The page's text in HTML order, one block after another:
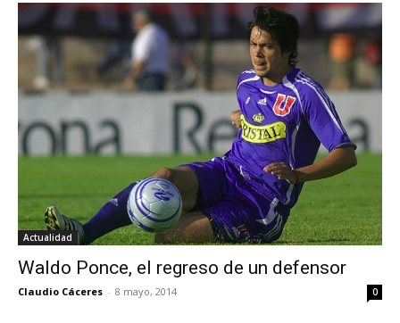
Actualidad
Waldo Ponce, el regreso de un defensor
Claudio Cáceres - 8 mayo, 2014 0